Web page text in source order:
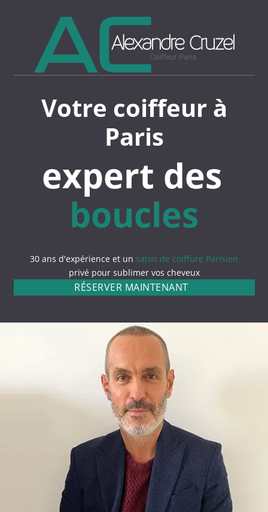
Votre coiffeur à
Paris
expert des
boucles
30 ans d'expérience et un salon de coiffure Parisien
privé pour sublimer vos cheveux
RÉSERVER MAINTENANT